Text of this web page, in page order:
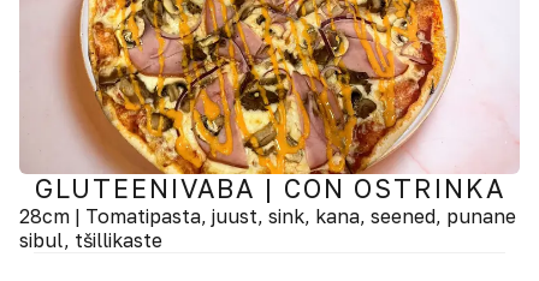
GLUTEENIVABA | CON OSTRINKA
28cm | Tomatipasta, juust, sink, kana, seened, punane
sibul, tšillikaste